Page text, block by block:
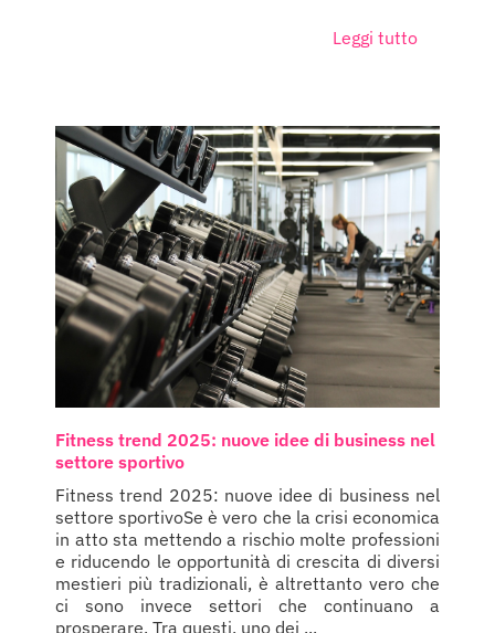
Leggi tutto
Fitness trend 2025: nuove idee di business nel
settore sportivo
Fitness trend 2025: nuove idee di business nel
settore sportivoSe è vero che la crisi economica
in atto sta mettendo a rischio molte professioni
e riducendo le opportunità di crescita di diversi
mestieri più tradizionali, è altrettanto vero che
ci sono invece settori che continuano a
prosperare. Tra questi, uno dei ...